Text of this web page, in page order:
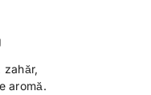
zahăr,
aromă.